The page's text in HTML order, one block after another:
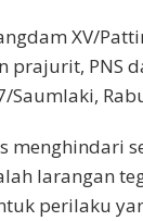
XV/
prajurit, PNS
Saumlaki,
menghindari
larangan
perilaku